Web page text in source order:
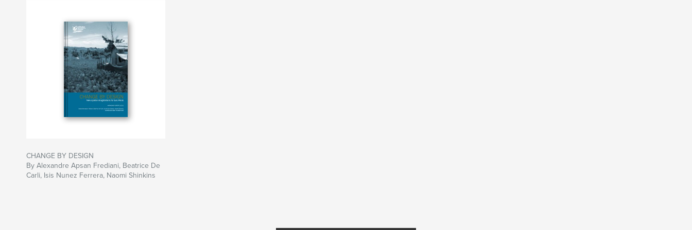
CHANGE BY DESIGN
By Alexandre Apsan Frediani, Beatrice De
Carli, Isis Nunez Ferrera, Naomi Shinkins